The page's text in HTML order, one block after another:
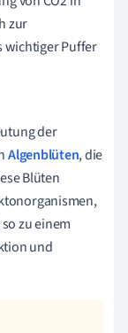
zur
wichtiger Puffer
der
Algenblüten, die
Blüten
zu einem
und